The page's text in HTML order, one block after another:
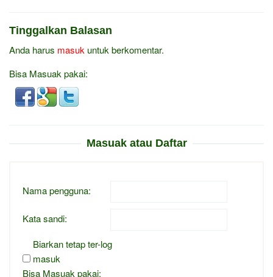
Tinggalkan Balasan
Anda harus masuk untuk berkomentar.
Bisa Masuak pakai:
Masuak atau Daftar
Nama pengguna:
Kata sandi:
Biarkan tetap ter-log
masuk
Bisa Masuak pakai: